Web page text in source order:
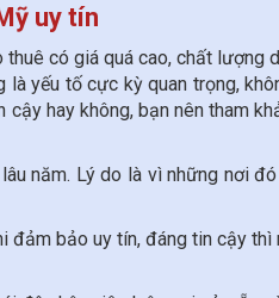
uy tín
có giá quá cao, chất lượng
yếu tố cực kỳ quan trọng,
hay không, bạn nên tham
năm. Lý do là vì những nơi
đảm bảo uy tín, đáng tin cậy thì